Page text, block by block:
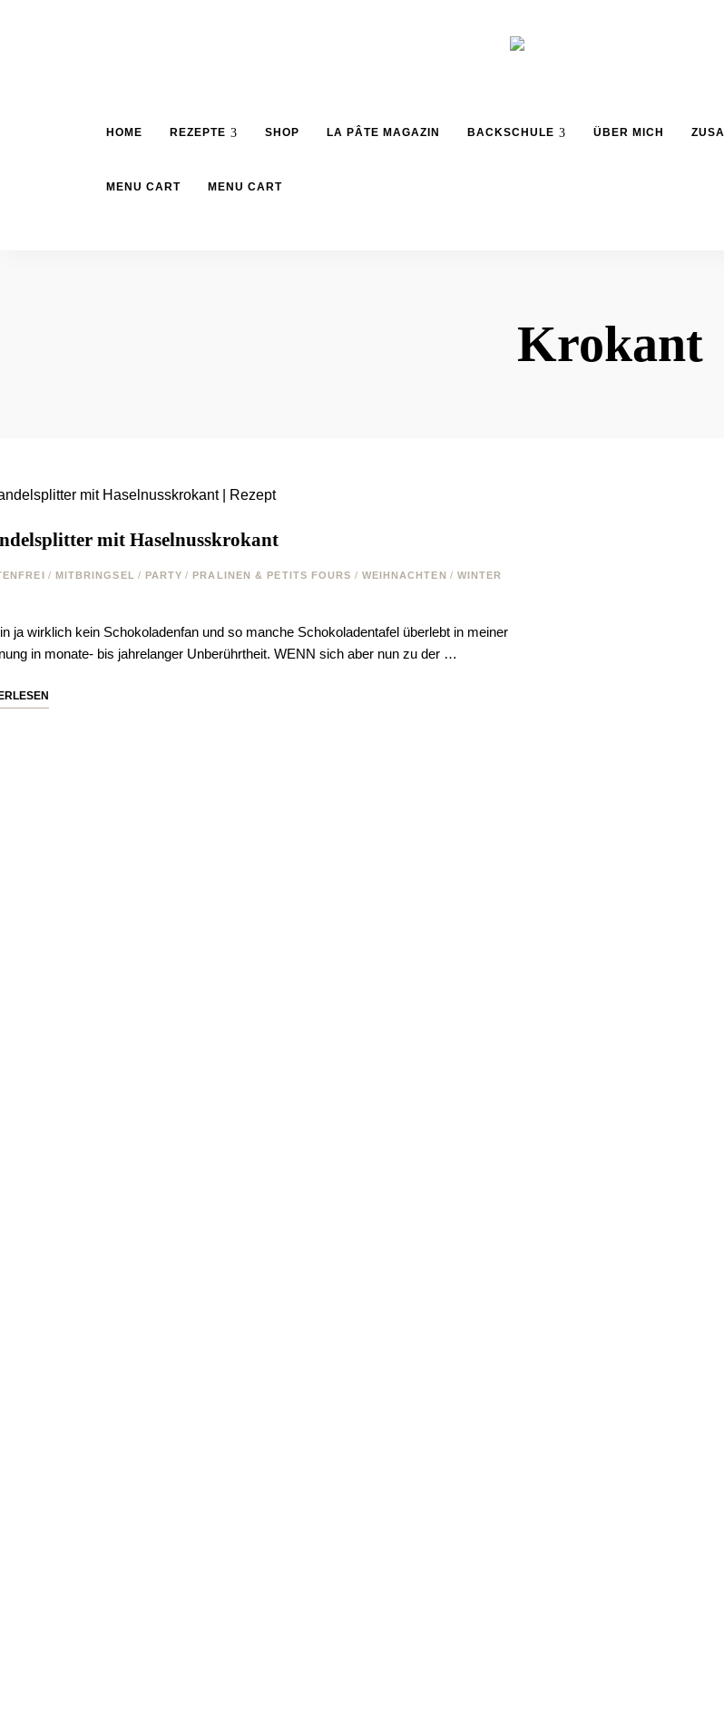
HOME REZEPTE SHOP LA PÂTE MAGAZIN BACKSCHULE ÜBER MICH
MENU CART MENU CART
Krokant
mit Haselnusskrokant
/ MITBRINGSEL / PARTY / PRALINEN & PETITS FOURS / WEIHNACHTEN / WINTER
ja wirklich kein Schokoladenfan und so manche Schokoladentafel überlebt in meiner
in monate- bis jahrelanger Unberührtheit. WENN sich aber nun zu der …